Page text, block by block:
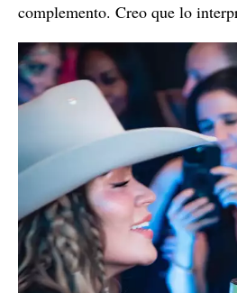
complemento. Creo que lo